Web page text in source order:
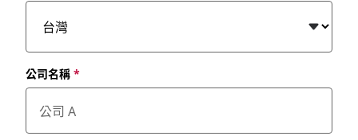
公司名稱*